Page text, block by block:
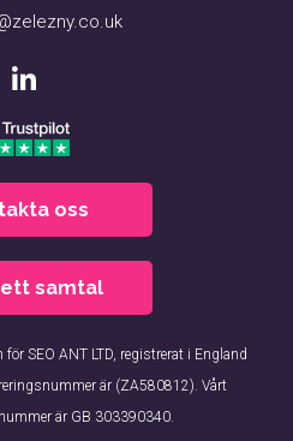
oss
ett samtal
SEO ANT LTD, registrerat i England
är (ZA580812). Vårt
är GB 303390340.